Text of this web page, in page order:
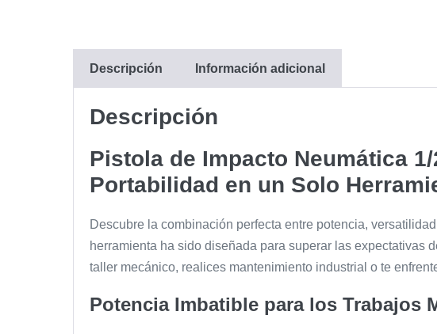
Descripción Información adicional
Descripción
Pistola de Impacto Neumática
Portabilidad en un Solo
Descubre la combinación perfecta entre potencia,
herramienta ha sido diseñada para superar las expectativas
taller mecánico, realices mantenimiento industrial o te
Potencia Imbatible para los Trabajos